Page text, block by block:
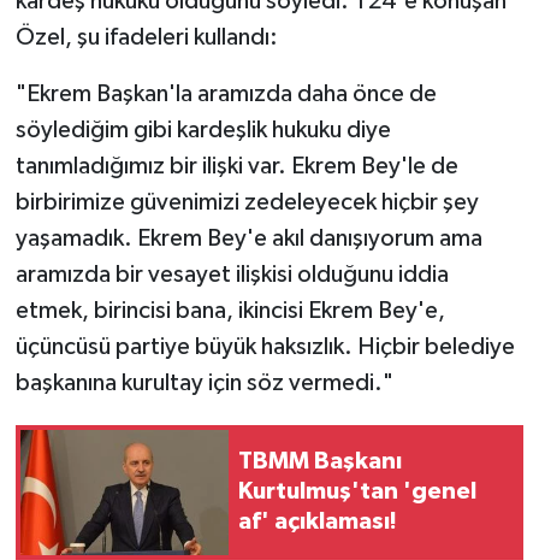
Özel, şu ifadeleri kullandı:
"Ekrem Başkan'la aramızda daha önce de
söylediğim gibi kardeşlik hukuku diye
tanımladığımız bir ilişki var. Ekrem Bey'le de
birbirimize güvenimizi zedeleyecek hiçbir şey
yaşamadık. Ekrem Bey'e akıl danışıyorum ama
aramızda bir vesayet ilişkisi olduğunu iddia
etmek, birincisi bana, ikincisi Ekrem Bey'e,
üçüncüsü partiye büyük haksızlık. Hiçbir belediye
başkanına kurultay için söz vermedi."
TBMM Başkanı
Kurtulmuş'tan 'genel
af' açıklaması!